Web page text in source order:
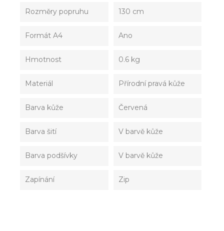
Rozměry popruhu 130 cm
Formát A4 Ano
Hmotnost 0.6 kg
Materiál Přírodní pravá kůže
Barva kůže Červená
Barva šití V barvě kůže
Barva podšívky V barvě kůže
Zapínání Zip